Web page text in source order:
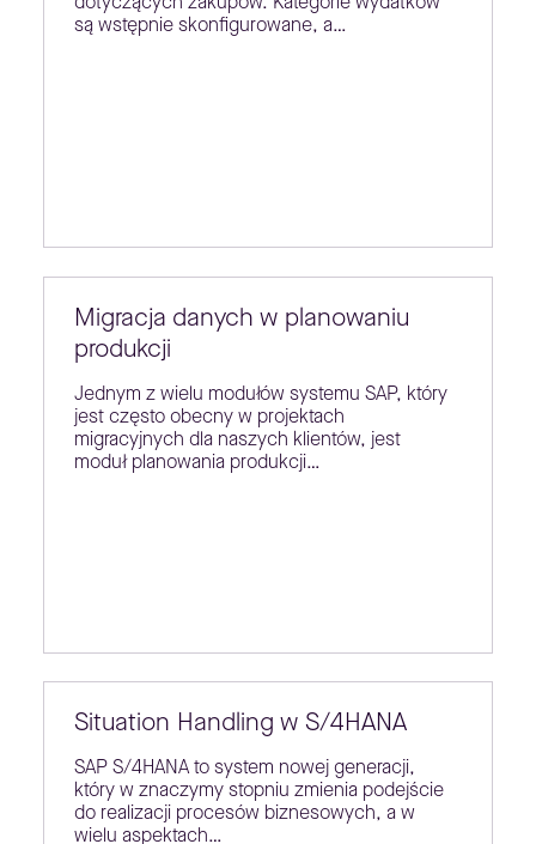
są wstępnie skonfigurowane, a…
Migracja danych w planowaniu
produkcji
Jednym z wielu modułów systemu SAP, który
jest często obecny w projektach
migracyjnych dla naszych klientów, jest
moduł planowania produkcji…
Situation Handling w S/4HANA
SAP S/4HANA to system nowej generacji,
który w znaczymy stopniu zmienia podejście
do realizacji procesów biznesowych, a w
wielu aspektach…